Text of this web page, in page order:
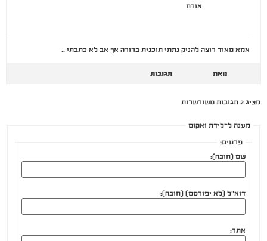
אורח
אמא מאוד רוצה להניק נתתי תוכנית ברורה אך אב לא כתבתי ..
מאת תגובות
מציג 2 תגובות משורשרות
מענה ל־לידת ואקום
פרטים:
שם (חובה):
דוא"ל (לא יפורסם) (חובה):
אתר: